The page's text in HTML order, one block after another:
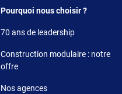
Footer 2
Pourquoi nous choisir ?
70 ans de leadership
Construction modulaire : notre
offre
Nos agences